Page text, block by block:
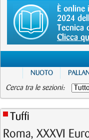
È
2024
Tecnica
Clicca
NUOTO
Cerca tra le sezioni:
Tuffi
Roma, XXXVI